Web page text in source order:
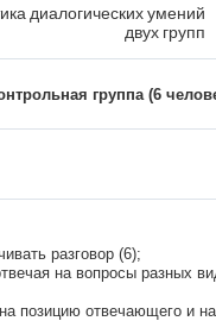
диалогических умений
двух групп
группа (6
разговор (6);
на вопросы разных
позицию отвечающего и